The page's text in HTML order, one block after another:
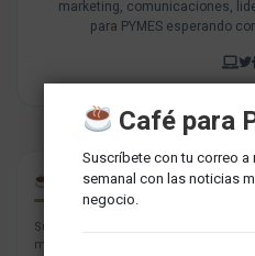
marketing, comunicaciones,
para PYMES esperando
CAFÉ PARA PYMES
Suscríbete con tu correo a nuestro
más resaltantes para tu negocio.
Café para
Suscríbete con tu correo
semanal con las noticias
negocio.